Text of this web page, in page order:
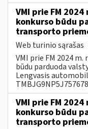
VMI prie FM
konkurso būdu
transporto
Web turinio sąrašas
VMI prie FM 2024 m.
būdu parduoda
Lengvasis
VMI prie FM
konkurso būdu
transporto